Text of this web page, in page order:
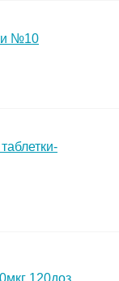
№10
120доз